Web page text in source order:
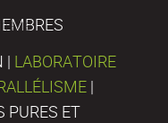
| LABORATOIRE
|
PURES ET